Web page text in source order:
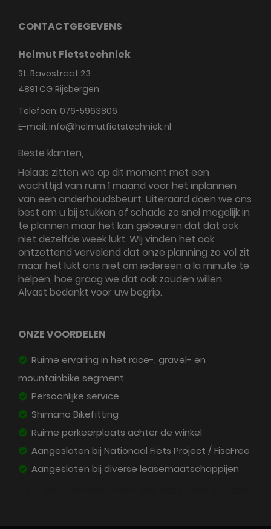
CONTACTGEGEVENS
Helmut Fietstechniek
St. Bavostraat 23
4891 CG Rijsbergen
Telefoon: 076-5963806
E-mail: info@helmutfietstechniek.nl
Beste klanten,
Helaas zitten we op dit moment met een
wachttijd van ruim 1 maand voor het inplannen
van een onderhoudsbeurt. Uiteraard doen we ons
best om u bij stukken of schade zo snel mogelijk in
te plannen maar het kan gebeuren dat dat ook
niet dezelfde week lukt. Wij vinden het ook
ontzettend vervelend dat onze planning zo vol zit
maar het lukt ons niet om iedereen a la minute te
helpen, hoe graag we dat ook zouden willen.
Alvast bedankt voor uw begrip.
ONZE VOORDELEN
Ruime ervaring in het race-, gravel- en
mountainbike segment
Persoonlijke service
Shimano Bikefitting
Ruime parkeerplaats achter de winkel
Aangesloten bij Nationaal Fiets Project / FiscFree
Aangesloten bij diverse leasemaatschappijen